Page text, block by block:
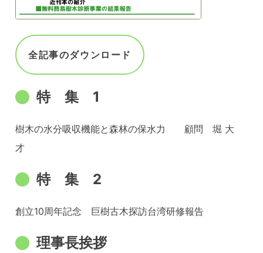
全記事のダウンロード
特 集 1
樹木の水分吸収機能と森林の保水力 顧問 堀 大
才
特 集 2
創立10周年記念 巨樹古木探訪台湾研修報告
理事長挨拶